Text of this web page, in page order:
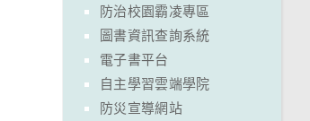
防治校園霸凌專區
圖書資訊查詢系統
電子書平台
自主學習雲端學院
防災宣導網站